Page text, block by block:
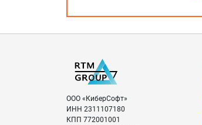
ООО «КиберСофт»
ИНН 2311107180
КПП 772001001